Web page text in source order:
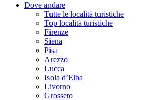
Dove andare
Tutte le località turistiche
Top località turistiche
Firenze
Siena
Pisa
Arezzo
Lucca
Isola d’Elba
Livorno
Grosseto